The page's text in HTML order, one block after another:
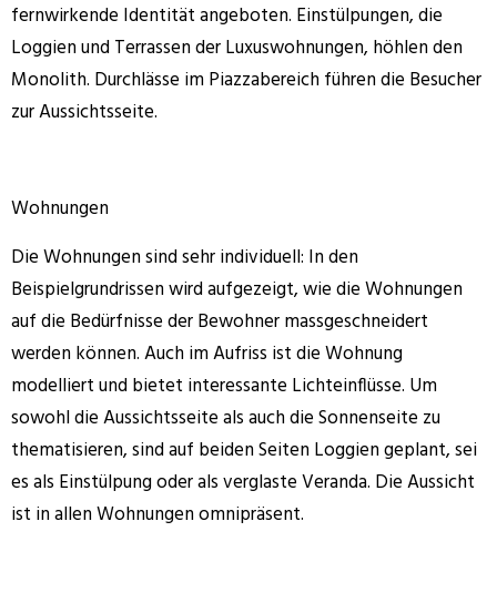
fernwirkende Identität angeboten. Einstülpungen, die
Loggien und Terrassen der Luxuswohnungen, höhlen den
Monolith. Durchlässe im Piazzabereich führen die Besucher
zur Aussichtsseite.
Wohnungen
Die Wohnungen sind sehr individuell: In den
Beispielgrundrissen wird aufgezeigt, wie die Wohnungen
auf die Bedürfnisse der Bewohner massgeschneidert
werden können. Auch im Aufriss ist die Wohnung
modelliert und bietet interessante Lichteinflüsse. Um
sowohl die Aussichtsseite als auch die Sonnenseite zu
thematisieren, sind auf beiden Seiten Loggien geplant, sei
es als Einstülpung oder als verglaste Veranda. Die Aussicht
ist in allen Wohnungen omnipräsent.